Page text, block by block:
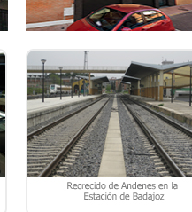
NAVE-ALMACÉN PARA
APOYO LOGÍSTICO EN LA
MADRID-VALLADOLID EN EL
DE GUADARRAMA – ACCESO
EN SEGOVIA